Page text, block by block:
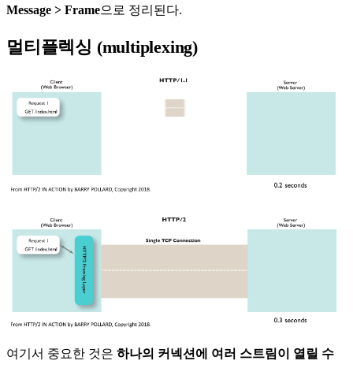
Message > Frame으로 정리된다.
멀티플렉싱 (multiplexing)
여기서 중요한 것은 하나의 커넥션에 여러 스트림이 열릴 수